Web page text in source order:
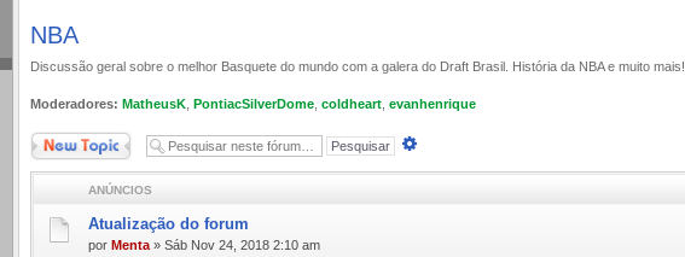
NBA
Discussão geral sobre o melhor Basquete do mundo com a galera do Draft Brasil. História da NBA e muito mais!
Moderadores: MatheusK PontiacSilverDome coldheart evanhenrique
Novo Tópico
ANÚNCIOS
Atualização do forum
por Menta » Sáb Nov 24, 2018 2:10 am